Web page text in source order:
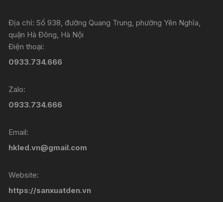
Địa chỉ: Số 938, đường Quang Trung, phường Yên Nghĩa,
quận Hà Đông, Hà Nội
Điện thoại:
0933.734.666
Zalo:
0933.734.666
Email:
hkled.vn@gmail.com
Website:
https://sanxuatden.vn